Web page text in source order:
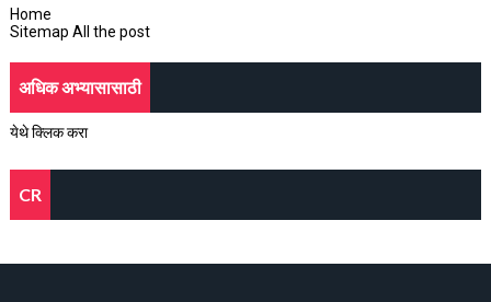
Home
Sitemap All the post
अधिक अभ्यासासाठी
येथे क्लिक करा
CR